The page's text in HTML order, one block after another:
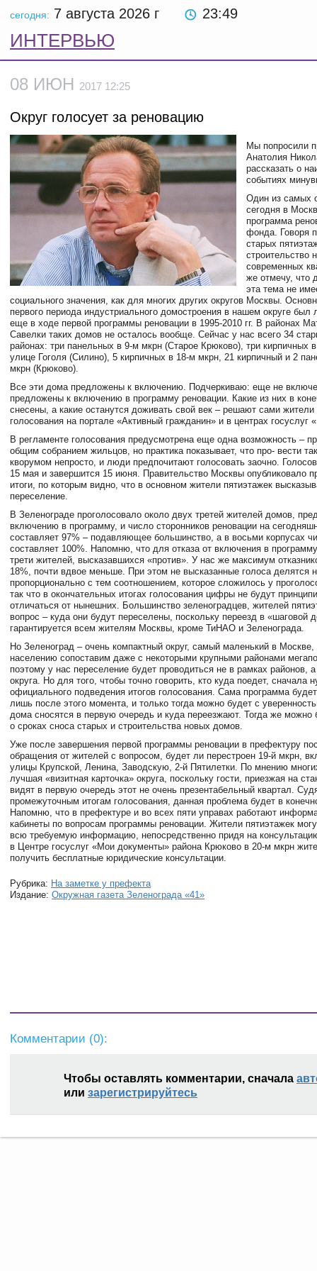
сегодня: 7 августа 2026 г 23:49
ИНТЕРВЬЮ
08 ИЮН 2017 12:25
Округ голосует за реновацию
Мы попросили
Анатолия
рассказать о
событиях
Один из самых
сегодня в
программа
фонда. Говоря
старых
строительство
современных
же отмечу, что
эта тема не
социального значения, как для многих других округов Москвы.
первого периода индустриального домостроения в нашем округе был
еще в ходе первой программы реновации в 1995-2010 гг. В районах
Савелки таких домов не осталось вообще. Сейчас у нас всего 34
районах: три панельных в 9-м мкрн (Старое Крюково), три кирпичных
улице Гоголя (Силино), 5 кирпичных в 18-м мкрн, 21 кирпичный и 2
мкрн (Крюково).
Все эти дома предложены к включению. Подчеркиваю: еще не
предложены к включению в программу реновации. Какие из них в
снесены, а какие останутся доживать свой век – решают сами жители
голосования на портале «Активный гражданин» и в центрах госуслуг
В регламенте голосования предусмотрена еще одна возможность –
общим собранием жильцов, но практика показывает, что про- вести
кворумом непросто, и люди предпочитают голосовать заочно.
15 мая и завершится 15 июня. Правительство Москвы опубликовало
итоги, по которым видно, что в основном жители пятиэтажек
переселение.
В Зеленограде проголосовало около двух третей жителей домов,
включению в программу, и число сторонников реновации на
составляет 97% – подавляющее большинство, а в восьми корпусах
составляет 100%. Напомню, что для отказа от включения в
трети жителей, высказавшихся «против». У нас же максимум
18%, почти вдвое меньше. При этом не высказанные голоса делятся
пропорционально с тем соотношением, которое сложилось у
так что в окончательных итогах голосования цифры не будут
отличаться от нынешних. Большинство зеленоградцев, жителей
вопрос – куда они будут переселены, поскольку переезд в «шаговой
гарантируется всем жителям Москвы, кроме ТиНАО и Зеленограда.
Но Зеленоград – очень компактный округ, самый маленький в
населению сопоставим даже с некоторыми крупными районами
поэтому у нас переселение будет проводиться не в рамках районов,
округа. Но для того, чтобы точно говорить, кто куда поедет, сначала
официального подведения итогов голосования. Сама программа
лишь после этого момента, и только тогда можно будет с
дома сносятся в первую очередь и куда переезжают. Тогда же можно
о сроках сноса старых и строительства новых домов.
Уже после завершения первой программы реновации в префектуру
обращения от жителей с вопросом, будет ли перестроен 19-й мкрн,
улицы Крупской, Ленина, Заводскую, 2-й Пятилетки. По мнению
лучшая «визитная карточка» округа, поскольку гости, приезжая на
видят в первую очередь этот не очень презентабельный квартал.
промежуточным итогам голосования, данная проблема будет в
Напомню, что в префектуре и во всех пяти управах работают
кабинеты по вопросам программы реновации. Жители пятиэтажек
всю требуемую информацию, непосредственно придя на
в Центре госуслуг «Мои документы» района Крюково в 20-м мкрн
получить бесплатные юридические консультации.
Рубрика: На заметке у префекта
Издание: Окружная газета Зеленограда «41»
Комментарии (0):
Чтобы оставлять комментарии, сначала
или зарегистрируйтесь